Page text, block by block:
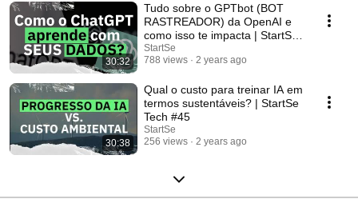
30:32
Tudo sobre o GPTbot (BOT
RASTREADOR) da OpenAI e
como isso te impacta | StartSe
Tech #46
StartSe
788 views
2 years ago
30:38
Qual o custo para treinar IA em
termos sustentáveis? | StartSe
Tech #45
StartSe
256 views
2 years ago